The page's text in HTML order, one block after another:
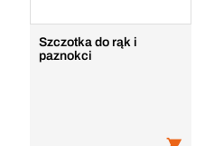
Szczotka do rąk i
paznokci